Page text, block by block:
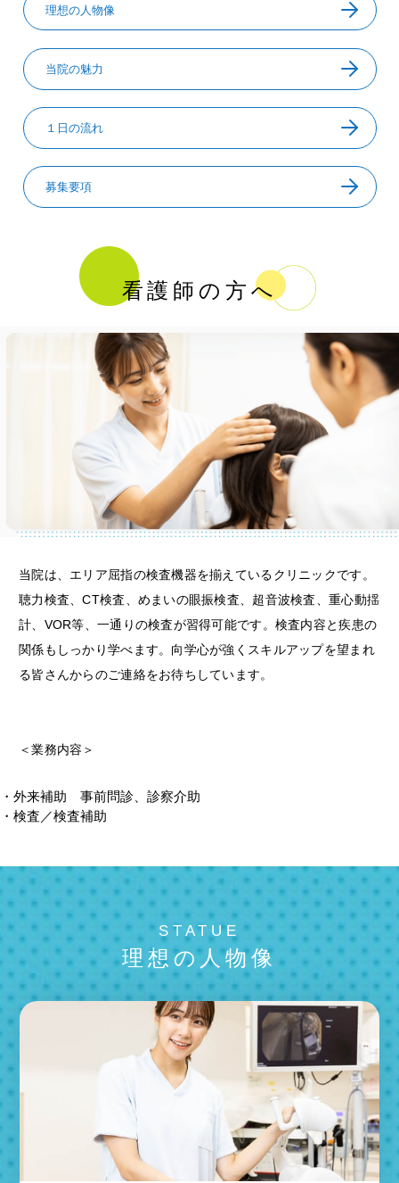
理想の人物像
当院の魅力
１日の流れ
募集要項
看護師の方へ
当院は、エリア屈指の検査機器を揃えているクリニックです。
聴力検査、CT検査、めまいの眼振検査、超音波検査、重心動揺
計、VOR等、一通りの検査が習得可能です。検査内容と疾患の
関係もしっかり学べます。向学心が強くスキルアップを望まれ
る皆さんからのご連絡をお待ちしています。
＜業務内容＞
・外来補助 事前問診、診察介助
・検査／検査補助
STATUE
理想の人物像